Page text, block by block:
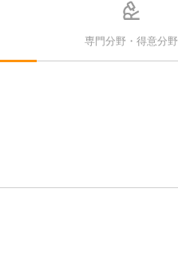
専門分野・得意分野